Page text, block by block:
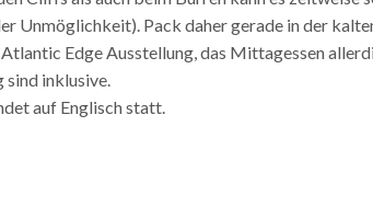
Unmöglichkeit). Pack daher gerade in der
Edge Ausstellung, das Mittagessen
sind inklusive.
auf Englisch statt.